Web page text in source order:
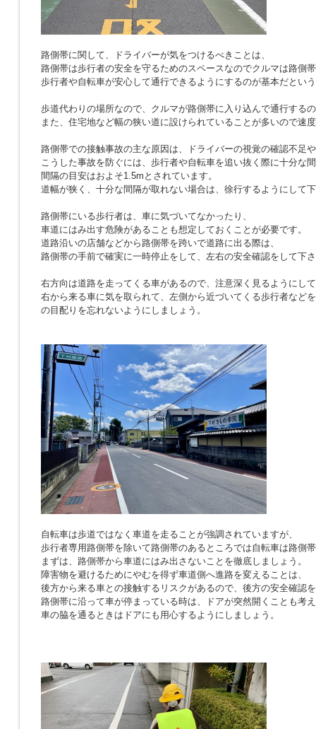
路側帯に関して、ドライバーが気をつけるべきことは、
路側帯は歩行者の安全を守るためのスペースなのでクルマは路側
歩行者や自転車が安心して通行できるようにするのが基本だとい
歩道代わりの場所なので、クルマが路側帯に入り込んで通行する
また、住宅地など幅の狭い道に設けられていることが多いので速
路側帯での接触事故の主な原因は、ドライバーの視覚の確認不足
こうした事故を防ぐには、歩行者や自転車を追い抜く際に十分な
間隔の目安はおよそ1.5mとされています。
道幅が狭く、十分な間隔が取れない場合は、徐行するようにして
路側帯にいる歩行者は、車に気づいてなかったり、
車道にはみ出す危険があることも想定しておくことが必要です。
道路沿いの店舗などから路側帯を跨いで道路に出る際は、
路側帯の手前で確実に一時停止をして、左右の安全確認をして下
右方向は道路を走ってくる車があるので、注意深く見るようにし
右から来る車に気を取られて、左側から近づいてくる歩行者など
の目配りを忘れないようにしましょう。
自転車は歩道ではなく車道を走ることが強調されていますが、
歩行者専用路側帯を除いて路側帯のあるところでは自転車は路側
まずは、路側帯から車道にはみ出さないことを徹底しましょう。
障害物を避けるためにやむを得ず車道側へ進路を変えることは、
後方から来る車との接触するリスクがあるので、後方の安全確認
路側帯に沿って車が停まっている時は、ドアが突然開くことも考
車の脇を通るときはドアにも用心するようにしましょう。